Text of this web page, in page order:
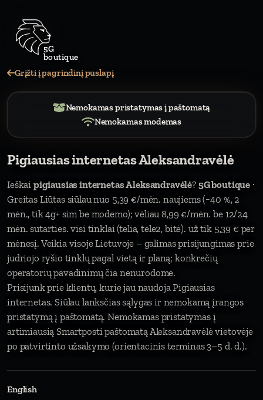
Grįžti į pagrindinį puslapį
Nemokamas pristatymas į paštomatą
Nemokamas modemas
Pigiausias internetas Aleksandravėlė
Ieškai pigiausias internetas Aleksandravėlė? 5G boutique ·
Greitas Liūtas siūlau nuo 5,39 €/mėn. naujiems (−40 %, 2
mėn., tik 4g+ sim be modemo); vėliau 8,99 €/mėn. be 12/24
mėn. sutarties. visi tinklai (telia, tele2, bitė). už tik 5,39 € per
mėnesį. Veikia visoje Lietuvoje – galimas prisijungimas prie
judriojo ryšio tinklų pagal vietą ir planą; konkrečių
operatorių pavadinimų čia nenurodome.
Prisijunk prie klientų, kurie jau naudoja Pigiausias
internetas. Siūlau lanksčias sąlygas ir nemokamą įrangos
pristatymą į paštomatą. Nemokamas pristatymas į
artimiausią Smartposti paštomatą Aleksandravėlė vietovėje
po patvirtinto užsakymo (orientacinis terminas 3–5 d. d.).
English